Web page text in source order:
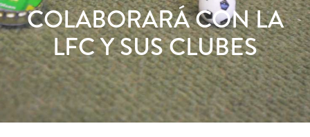
COLABORARÁ CON LA
LFC Y SUS CLUBES